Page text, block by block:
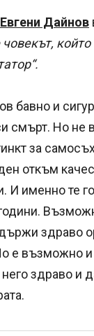
Дайнов
бавно и
смърт. Но не
за
откъм
И именно те
здраво
е възможно и
здраво и